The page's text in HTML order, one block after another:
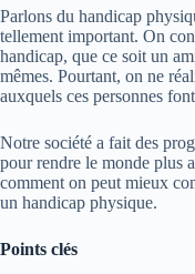
Parlons du handicap
tellement important. On
handicap, que ce soit un
mêmes. Pourtant, on ne
auxquels ces personnes
Notre société a fait des
pour rendre le monde plus
comment on peut mieux
un handicap physique.
Points clés